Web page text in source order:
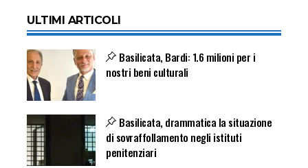
ULTIMI ARTICOLI
Basilicata, Bardi: 1.6 milioni per i
nostri beni culturali
Basilicata, drammatica la situazione
di sovraffollamento negli istituti
penitenziari